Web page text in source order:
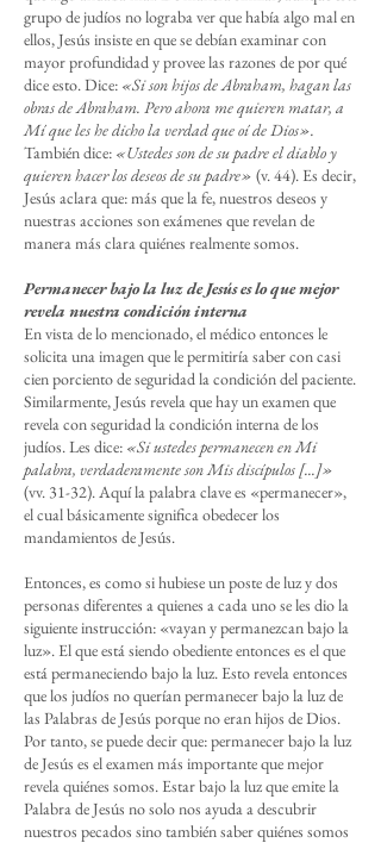
grupo de judíos no lograba ver que había algo mal en
ellos, Jesús insiste en que se debían examinar con
mayor profundidad y provee las razones de por qué
dice esto. Dice: «Si son hijos de Abraham, hagan las
obras de Abraham. Pero ahora me quieren matar, a
Mí que les he dicho la verdad que oí de Dios».
También dice: «Ustedes son de su padre el diablo y
quieren hacer los deseos de su padre» (v. 44). Es decir,
Jesús aclara que: más que la fe, nuestros deseos y
nuestras acciones son exámenes que revelan de
manera más clara quiénes realmente somos.
Permanecer bajo la luz de Jesús es lo que mejor
revela nuestra condición interna
En vista de lo mencionado, el médico entonces le
solicita una imagen que le permitiría saber con casi
cien porciento de seguridad la condición del paciente.
Similarmente, Jesús revela que hay un examen que
revela con seguridad la condición interna de los
judíos. Les dice: «Si ustedes permanecen en Mi
palabra, verdaderamente son Mis discípulos [...]»
(vv. 31-32). Aquí la palabra clave es «permanecer»,
el cual básicamente significa obedecer los
mandamientos de Jesús.
Entonces, es como si hubiese un poste de luz y dos
personas diferentes a quienes a cada uno se les dio la
siguiente instrucción: «vayan y permanezcan bajo la
luz». El que está siendo obediente entonces es el que
está permaneciendo bajo la luz. Esto revela entonces
que los judíos no querían permanecer bajo la luz de
las Palabras de Jesús porque no eran hijos de Dios.
Por tanto, se puede decir que: permanecer bajo la luz
de Jesús es el examen más importante que mejor
revela quiénes somos. Estar bajo la luz que emite la
Palabra de Jesús no solo nos ayuda a descubrir
nuestros pecados sino también saber quiénes somos